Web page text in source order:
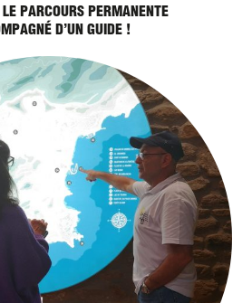
PARCOURS PERMANENTE
D’UN GUIDE !